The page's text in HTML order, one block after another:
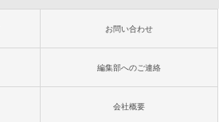
お問い合わせ
編集部へのご連絡
会社概要